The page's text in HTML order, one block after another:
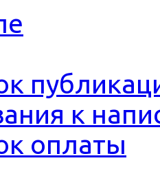
к
оплаты